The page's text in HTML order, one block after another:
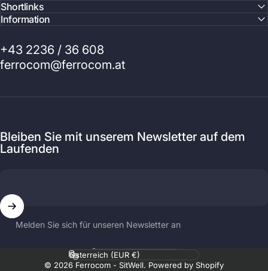
Shortlinks
Information
+43 2236 / 36 608
ferrocom@ferrocom.at
Bleiben Sie mit unserem Newsletter auf dem
Laufenden
Melden Sie sich für unseren Newsletter an
© 2026 Ferrocom - SitWell. Powered by Shopify
Sprache
Land/Region